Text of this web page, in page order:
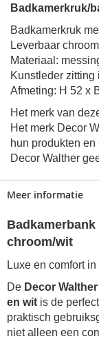
Badkamerkruk/
Badkamerkruk
Leverbaar
Materiaal:
Kunstleder zitting
Afmeting: H 52 x
Het merk van
Het merk Decor
hun produkten
Decor Walther
Meer informatie
chroom/wit
Luxe en comfort
De Decor
en wit is de
praktisch
niet alleen een